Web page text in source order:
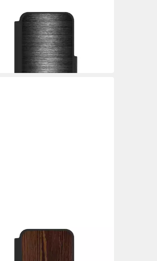
Metallic Look Metal
Metal Look - Anthrazit
Werktagen bei dir
Holzoptik Holz Nussbaum
Holzlook